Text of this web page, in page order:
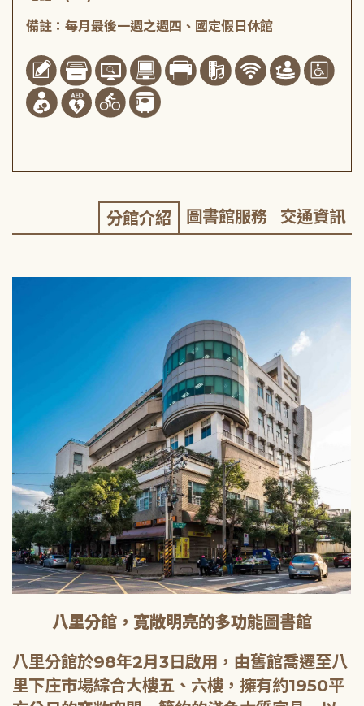
備註：每月最後一週之週四、國定假日休館
分館介紹 圖書館服務 交通資訊
八里分館，寬敞明亮的多功能圖書館
八里分館於98年2月3日啟用，由舊館喬遷至八
里下庄市場綜合大樓五、六樓，擁有約1950平